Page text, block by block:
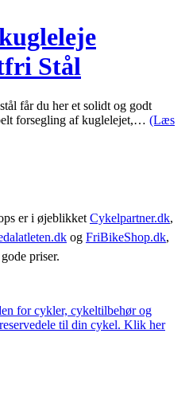
Stål
får du her et solidt og godt
forsegling af kuglelejet,… (Læs
er i øjeblikket Cykelpartner.dk,
og FriBikeShop.dk,
priser.
for cykler, cykeltilbehør og
til din cykel. Klik her